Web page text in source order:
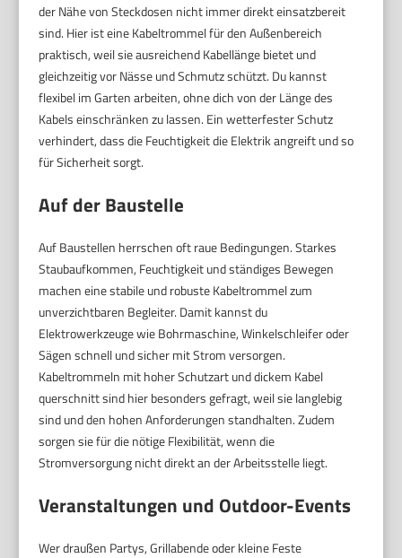
der Nähe von Steckdosen nicht immer direkt einsatzbereit
sind. Hier ist eine Kabeltrommel für den Außenbereich
praktisch, weil sie ausreichend Kabellänge bietet und
gleichzeitig vor Nässe und Schmutz schützt. Du kannst
flexibel im Garten arbeiten, ohne dich von der Länge des
Kabels einschränken zu lassen. Ein wetterfester Schutz
verhindert, dass die Feuchtigkeit die Elektrik angreift und so
für Sicherheit sorgt.
Auf der Baustelle
Auf Baustellen herrschen oft raue Bedingungen. Starkes
Staubaufkommen, Feuchtigkeit und ständiges Bewegen
machen eine stabile und robuste Kabeltrommel zum
unverzichtbaren Begleiter. Damit kannst du
Elektrowerkzeuge wie Bohrmaschine, Winkelschleifer oder
Sägen schnell und sicher mit Strom versorgen.
Kabeltrommeln mit hoher Schutzart und dickem Kabel
querschnitt sind hier besonders gefragt, weil sie langlebig
sind und den hohen Anforderungen standhalten. Zudem
sorgen sie für die nötige Flexibilität, wenn die
Stromversorgung nicht direkt an der Arbeitsstelle liegt.
Veranstaltungen und Outdoor-Events
Wer draußen Partys, Grillabende oder kleine Feste